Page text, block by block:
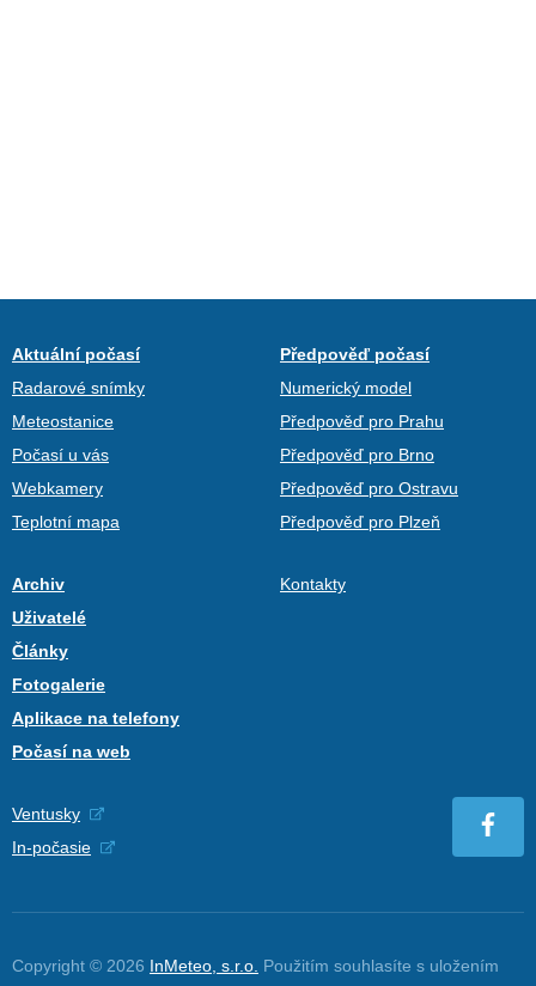
Aktuální počasí
Radarové snímky
Meteostanice
Počasí u vás
Webkamery
Teplotní mapa
Předpověď počasí
Numerický model
Předpověď pro Prahu
Předpověď pro Brno
Předpověď pro Ostravu
Předpověď pro Plzeň
Archiv
Uživatelé
Články
Fotogalerie
Aplikace na telefony
Počasí na web
Kontakty
Ventusky
In-počasie
Copyright © 2026 InMeteo, s.r.o. Použitím souhlasíte s uložením